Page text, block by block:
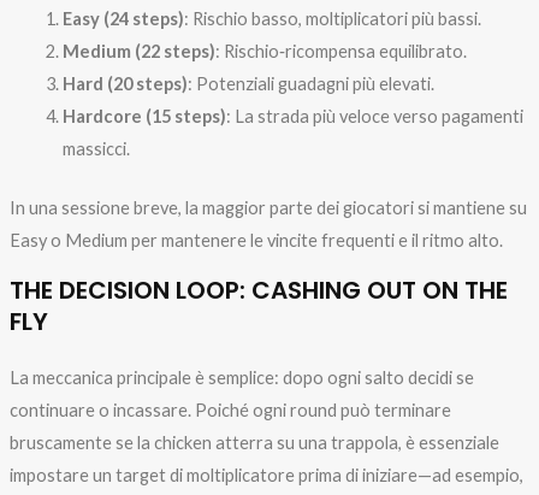
Easy (24 steps): Rischio basso, moltiplicatori più bassi.
Medium (22 steps): Rischio‑ricompensa equilibrato.
Hard (20 steps): Potenziali guadagni più elevati.
Hardcore (15 steps): La strada più veloce verso pagamenti
massicci.
In una sessione breve, la maggior parte dei giocatori si mantiene su
Easy o Medium per mantenere le vincite frequenti e il ritmo alto.
THE DECISION LOOP: CASHING OUT ON THE
FLY
La meccanica principale è semplice: dopo ogni salto decidi se
continuare o incassare. Poiché ogni round può terminare
bruscamente se la chicken atterra su una trappola, è essenziale
impostare un target di moltiplicatore prima di iniziare—ad esempio,